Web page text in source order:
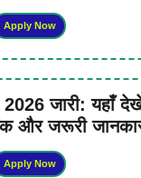
Apply Now
जारी: यहाँ
और जरूरी
Apply Now